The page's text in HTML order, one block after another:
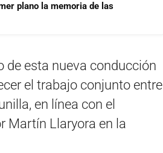
plano la memoria de las
de esta nueva conducción
el trabajo conjunto entre
en línea con el
Martín Llaryora en la